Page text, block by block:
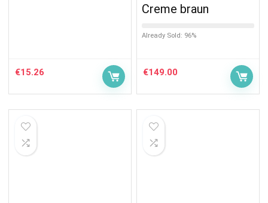
€15.26
Creme braun
Already Sold: 96%
€149.00